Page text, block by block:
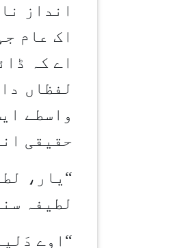
انداز
اک عام
اے کہ
لفظاں
واسطے
حقیقی
“ یار،
لطیفہ
“ اوے